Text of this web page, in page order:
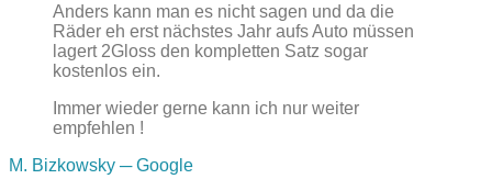
Anders kann man es nicht sagen und da die
Räder eh erst nächstes Jahr aufs Auto müssen
lagert 2Gloss den kompletten Satz sogar
kostenlos ein.
Immer wieder gerne kann ich nur weiter
empfehlen !
M. Bizkowsky ─ Google